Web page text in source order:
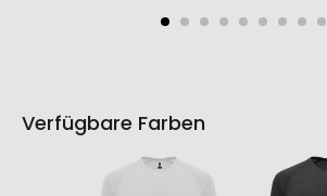
Verfügbare Farben